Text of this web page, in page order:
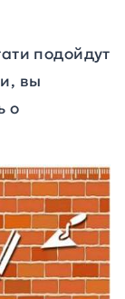
подойдут
вы
о